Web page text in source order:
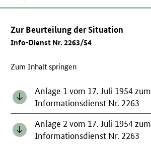
Zur Beurteilung der Situation
Info-Dienst Nr. 2263/54
Zum Inhalt springen
Anlage 1 vom 17. Juli 1954 zum
Informationsdienst Nr. 2263
Anlage 2 vom 17. Juli 1954 zum
Informationsdienst Nr. 2263